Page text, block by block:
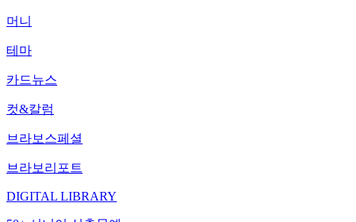
머니
테마
카드뉴스
컷&칼럼
브라보스페셜
브라보리포트
DIGITAL LIBRARY